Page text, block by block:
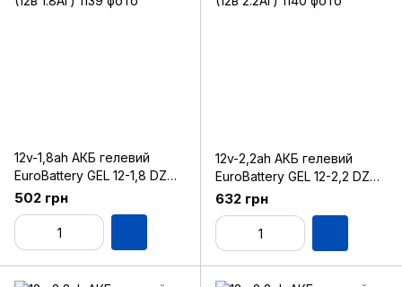
12v-1,8ah АКБ гелевий
EuroBattery GEL 12-1,8 DZM
(12в 1.8Аг)
502 грн
12v-2,2ah АКБ гелевий
EuroBattery GEL 12-2,2 DZM
(12в 2.2Аг)
632 грн